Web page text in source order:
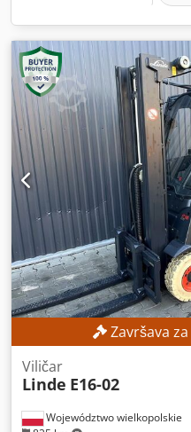
Završava za
Województwo wielkopolskie
Viličar
Linde E16-02